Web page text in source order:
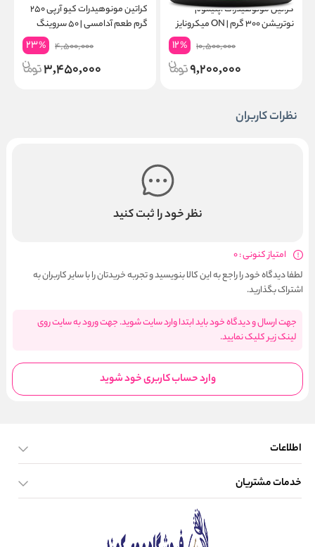
کراتین مونوهیدرات اپتیموم
نوتریشن ۳۰۰ گرم | ON میکرونایز
10,500,000
12%
9,200,000
کراتین مونوهیدرات کیو آر پی ۲۵۰
گرم طعم آدامسی | ۵۰ سروینگ
4,500,000
23%
3,450,000
نظرات کاربران
نظر خود را ثبت کنید
امتیاز کنونی : 0
لطفا دیدگاه خود را راجع به این کالا بنویسید و تجربه خریدتان را با سایر کاربران به
اشتراک بگذارید.
جهت ارسال و دیدگاه خود باید ابتدا وارد سایت شوید. جهت ورود به سایت روی
لینک زیر کلیک نمایید.
وارد حساب کاربری خود شوید
اطلاعات
صفحه اصلی
خدمات مشتریان